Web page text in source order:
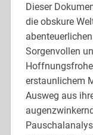
Dieser
die obskure
Sorgenvollen
erstaunlichem
Ausweg aus